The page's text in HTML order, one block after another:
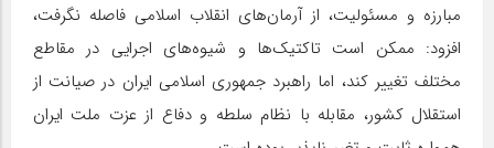
مبارزه و مسئولیت، از آرمان‌های انقلاب اسلامی فاصله نگرفت،
افزود: ممکن است تاکتیک‌ها و شیوه‌های اجرایی در مقاطع
مختلف تغییر کند، اما راهبرد جمهوری اسلامی ایران در صیانت از
استقلال کشور، مقابله با نظام سلطه و دفاع از عزت ملت ایران